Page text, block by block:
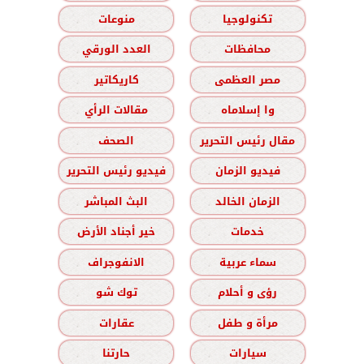
تكنولوجيا
منوعات
محافظات
العدد الورقي
مصر العظمى
كاريكاتير
وا إسلاماه
مقالات الرأي
مقال رئيس التحرير
الصحف
فيديو الزمان
فيديو رئيس التحرير
الزمان الخالد
البث المباشر
خدمات
خير أجناد الأرض
سماء عربية
الانفوجراف
رؤى و أحلام
توك شو
مرأة و طفل
عقارات
سيارات
حارتنا